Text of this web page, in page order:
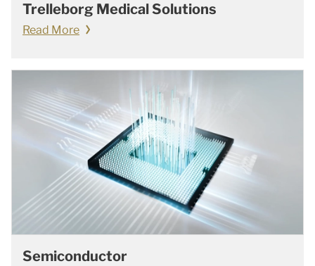
Trelleborg Medical Solutions
Read More
Semiconductor